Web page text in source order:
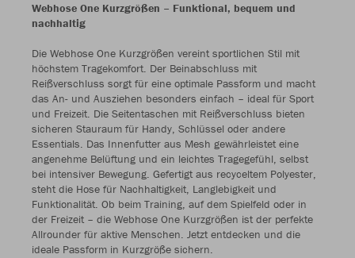
Webhose One Kurzgrößen – Funktional, bequem und
nachhaltig
Die Webhose One Kurzgrößen vereint sportlichen Stil mit
höchstem Tragekomfort. Der Beinabschluss mit
Reißverschluss sorgt für eine optimale Passform und macht
das An- und Ausziehen besonders einfach – ideal für Sport
und Freizeit. Die Seitentaschen mit Reißverschluss bieten
sicheren Stauraum für Handy, Schlüssel oder andere
Essentials. Das Innenfutter aus Mesh gewährleistet eine
angenehme Belüftung und ein leichtes Tragegefühl, selbst
bei intensiver Bewegung. Gefertigt aus recyceltem Polyester,
steht die Hose für Nachhaltigkeit, Langlebigkeit und
Funktionalität. Ob beim Training, auf dem Spielfeld oder in
der Freizeit – die Webhose One Kurzgrößen ist der perfekte
Allrounder für aktive Menschen. Jetzt entdecken und die
ideale Passform in Kurzgröße sichern.